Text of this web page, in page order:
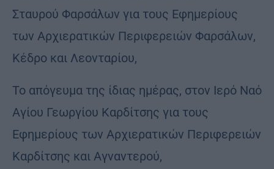
Σταυρού Φαρσάλων για τους Εφημερίους
των Αρχιερατικών Περιφερειών Φαρσάλων,
Κέδρο και Λεονταρίου,
Το απόγευμα της ίδιας ημέρας, στον Ιερό Ναό
Αγίου Γεωργίου Καρδίτσης για τους
Εφημερίους των Αρχιερατικών Περιφερειών
Καρδίτσης και Αγναντερού,